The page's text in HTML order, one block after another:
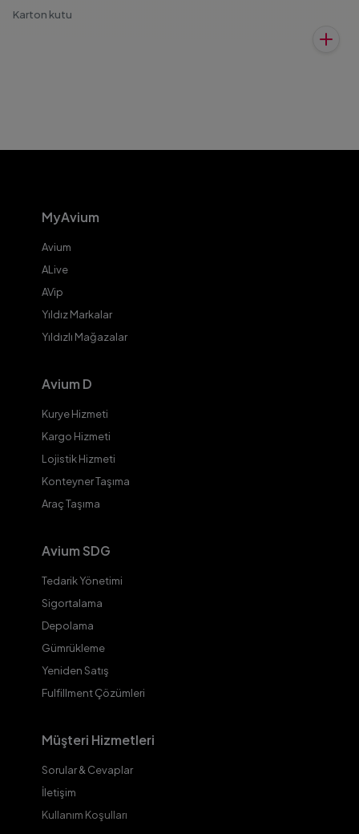
Karton kutu
MyAvium
Avium
ALive
AVip
Yıldız Markalar
Yıldızlı Mağazalar
Avium D
Kurye Hizmeti
Kargo Hizmeti
Lojistik Hizmeti
Konteyner Taşıma
Araç Taşıma
Avium SDG
Tedarik Yönetimi
Sigortalama
Depolama
Gümrükleme
Yeniden Satış
Fulfillment Çözümleri
Müşteri Hizmetleri
Sorular & Cevaplar
İletişim
Kullanım Koşulları